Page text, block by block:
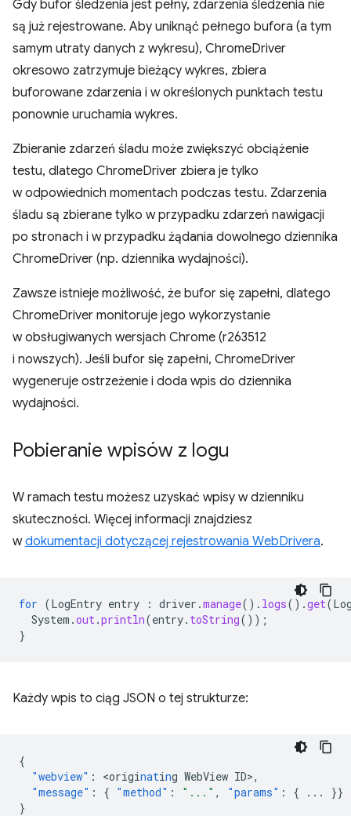
Gdy bufor śledzenia jest pełny, zdarzenia śledzenia nie
są już rejestrowane. Aby uniknąć pełnego bufora (a tym
samym utraty danych z wykresu), ChromeDriver
okresowo zatrzymuje bieżący wykres, zbiera
buforowane zdarzenia i w określonych punktach testu
ponownie uruchamia wykres.
Zbieranie zdarzeń śladu może zwiększyć obciążenie
testu, dlatego ChromeDriver zbiera je tylko
w odpowiednich momentach podczas testu. Zdarzenia
śladu są zbierane tylko w przypadku zdarzeń nawigacji
po stronach i w przypadku żądania dowolnego dziennika
ChromeDriver (np. dziennika wydajności).
Zawsze istnieje możliwość, że bufor się zapełni, dlatego
ChromeDriver monitoruje jego wykorzystanie
w obsługiwanych wersjach Chrome (r263512
i nowszych). Jeśli bufor się zapełni, ChromeDriver
wygeneruje ostrzeżenie i doda wpis do dziennika
wydajności.
Pobieranie wpisów z logu
W ramach testu możesz uzyskać wpisy w dzienniku
skuteczności. Więcej informacji znajdziesz
wdokumentacji dotyczącej rejestrowania WebDrivera.
for (LogEntry entry : driver .manage(). logs().get(
System .out.println(entry. toString());
}
Każdy wpis to ciąg JSON o tej strukturze:
{
"webview" : <originating WebView ID>,
"message" : { "method" : "..." , "params" : { ... }}
}